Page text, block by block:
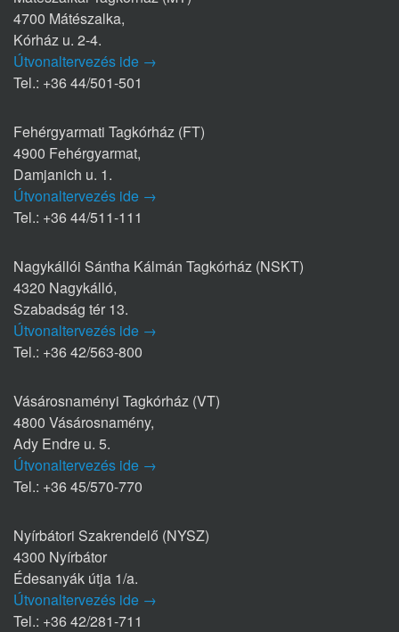
4700 Mátészalka,
Kórház u. 2-4.
Útvonaltervezés ide →
Tel.: +36 44/501-501
Fehérgyarmati Tagkórház (FT)
4900 Fehérgyarmat,
Damjanich u. 1.
Útvonaltervezés ide →
Tel.: +36 44/511-111
Nagykállói Sántha Kálmán Tagkórház (NSKT)
4320 Nagykálló,
Szabadság tér 13.
Útvonaltervezés ide →
Tel.: +36 42/563-800
Vásárosnaményi Tagkórház (VT)
4800 Vásárosnamény,
Ady Endre u. 5.
Útvonaltervezés ide →
Tel.: +36 45/570-770
Nyírbátori Szakrendelő (NYSZ)
4300 Nyírbátor
Édesanyák útja 1/a.
Útvonaltervezés ide →
Tel.: +36 42/281-711